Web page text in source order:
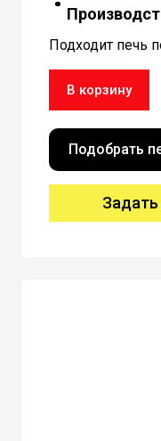
Подходит печь
В корзину
Подобрать